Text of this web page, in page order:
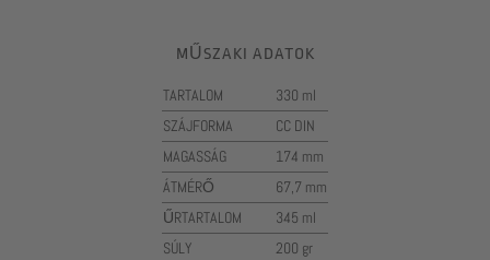
MŰSZAKI ADATOK
TARTALOM
330 ml
SZÁJFORMA
CC DIN
MAGASSÁG
174 mm
ÁTMÉRŐ
67,7 mm
ŰRTARTALOM
345 ml
SÚLY
200 gr